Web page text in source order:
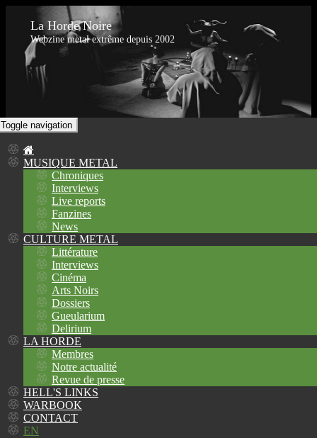
La Horde Noire
Webzine metal extrême depuis 2002
Toggle navigation
MUSIQUE METAL
Chroniques
Interviews
Live reports
Fanzines
News
CULTURE METAL
Littérature
Interviews
Cinéma
Arts Noirs
Dossiers
Gueularium
Delirium
LA HORDE
Membres
Notre actualité
Revue de presse
HELL'S LINKS
WARBOOK
CONTACT
EN